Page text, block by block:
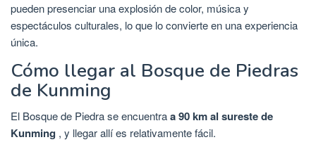
pueden presenciar una explosión de color, música y
espectáculos culturales, lo que lo convierte en una experiencia
única.
Cómo llegar al Bosque de Piedras
de Kunming
El Bosque de Piedra se encuentraa 90 km al sureste de
Kunming , y llegar allí es relativamente fácil.